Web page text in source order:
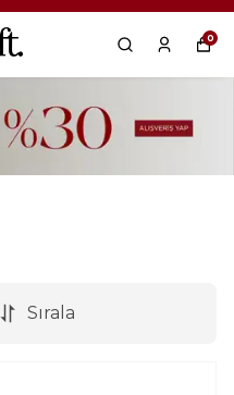
0
Sırala